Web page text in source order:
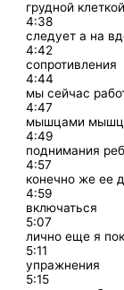
грудной
4:38
следует а на
4:42
сопротивления
4:44
мы сейчас
4:47
мышцами
4:49
поднимания
4:57
конечно же ее
4:59
включаться
5:07
лично еще я
5:11
упражнения
5:15